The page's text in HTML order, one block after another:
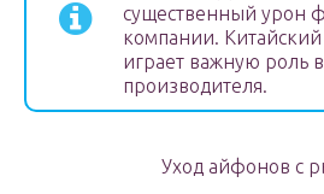
существенный урон
компании.
играет важную роль
производителя.
Уход айфонов с